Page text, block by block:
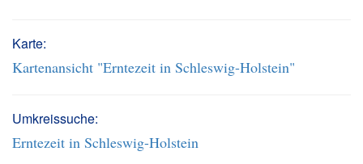
Karte:
Kartenansicht "Erntezeit in Schleswig-Holstein"
Umkreissuche:
Erntezeit in Schleswig-Holstein